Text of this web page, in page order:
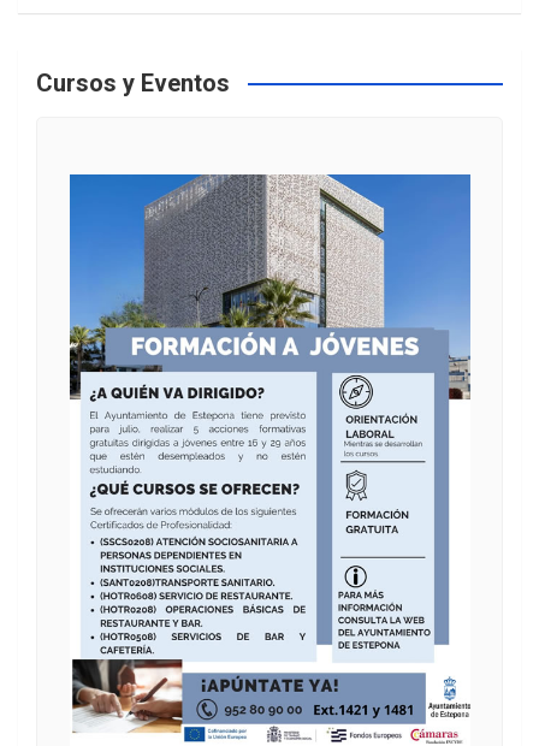
Cursos y Eventos